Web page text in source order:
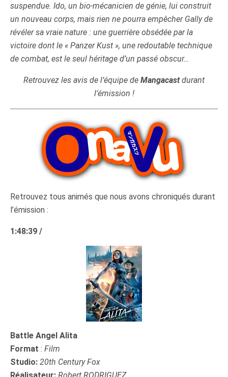
suspendue. Ido, un bio-mécanicien de génie, lui construit
un nouveau corps, mais rien ne pourra empêcher Gally de
révéler sa vraie nature : une guerrière obsédée par la
victoire dont le « Panzer Kust », une redoutable technique
de combat, est le seul héritage d’un passé obscur…
Retrouvez les avis de l’équipe de Mangacastdurant
l’émission !
Retrouvez tous animés que nous avons chroniqués durant
l’émission :
1:48:39 /
Battle Angel Alita
Format : Film
Studio: 20th Century Fox
Réalisateur: Robert RODRIGUEZ